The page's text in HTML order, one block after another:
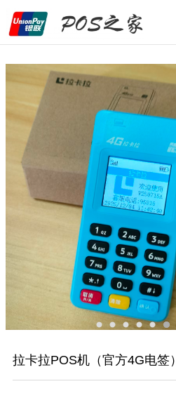
拉卡拉POS机（官方4G电签）